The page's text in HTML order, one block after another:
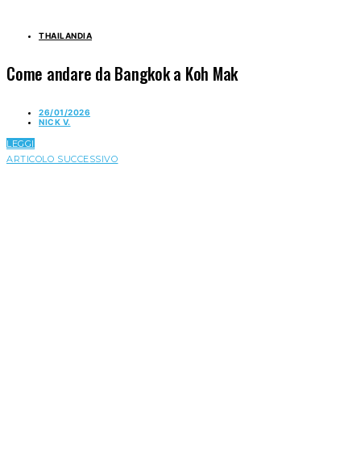
THAILANDIA
Come andare da Bangkok a Koh Mak
26/01/2026
NICK V.
LEGGI
ARTICOLO SUCCESSIVO